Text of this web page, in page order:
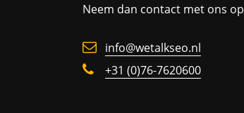
Neem dan contact met ons op
info@wetalkseo.nl
+31 (0)76-7620600